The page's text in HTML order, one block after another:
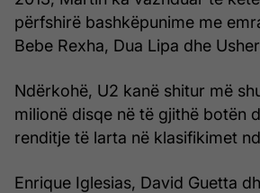
përfshirë bashkëpunime me
Bebe Rexha, Dua Lipa dhe
Ndërkohë, U2 kanë shitur më
milionë disqe në të gjithë botën
renditje të larta në klasifikimet
Enrique Iglesias, David Guetta